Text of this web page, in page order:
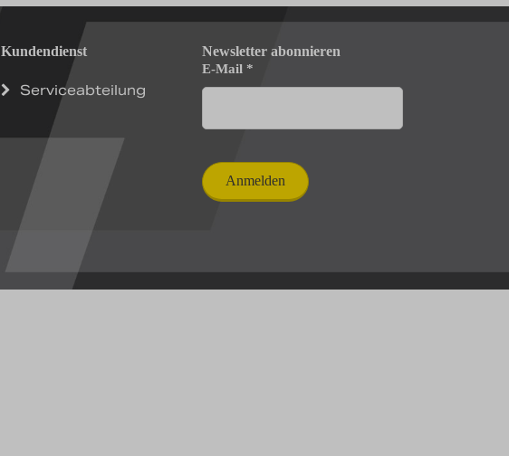
Kundendienst
Serviceabteilung
Newsletter abonnieren
E-Mail *